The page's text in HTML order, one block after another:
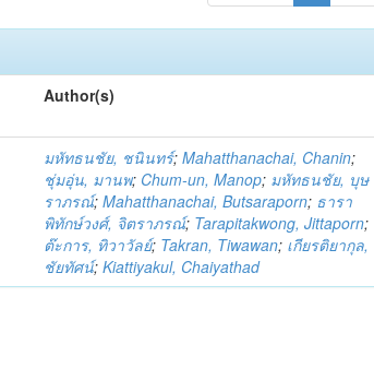
Author(s)
มหัทธนชัย, ชนินทร์;Mahatthanachai, Chanin;
ชุ่มอุ่น, มานพ; Chum-un, Manop; มหัทธนชัย, บุษ
ราภรณ์;Mahatthanachai, Butsaraporn; ธารา
พิทักษ์วงศ์, จิตราภรณ์; Tarapitakwong, Jittaporn;
ต๊ะการ, ทิวาวัลย์; Takran, Tiwawan; เกียรติยากุล,
ชัยทัศน์;Kiattiyakul, Chaiyathad